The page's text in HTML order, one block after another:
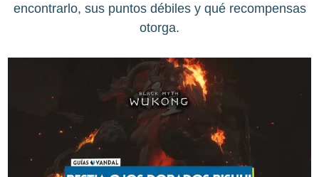
encontrarlo, sus puntos débiles y qué recompensas
otorga.